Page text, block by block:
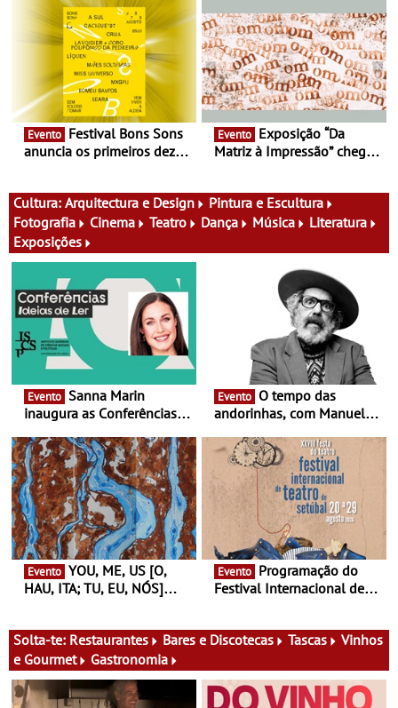
Documentário, ensaio
fílmico e práticas artísticas
percursos, oficinas,
atividades para toda a
família e muito mais
Evento
anuncia os primeiros dez
Evento
Matriz à Impressão” chega
nova exposição do Museu
do Oriente prova-o
Cultura: Arquitectura e Design
Pintura e Escultura
Fotografia
Cinema Teatro Dança Música
Literatura
Exposições
Evento
inaugura as Conferências
Antiga primeira-ministra da
Finlândia é a convidada da
primeira edição do novo
ciclo de debates dedicado
aos grandes temas do
nosso tempo
Evento
andorinhas, com Manuel
Atum - Concerto
performance na MAAT
Gallery a 3 de Setembro,
19:30
Evento
HAU, ITA; TU, EU, NÓS]
13 de Dezembro
Evento
Festival Internacional de
29 de Agosto
Solta-te: Restaurantes Bares e Discotecas Tascas
Vinhos
e Gourmet
Gastronomia